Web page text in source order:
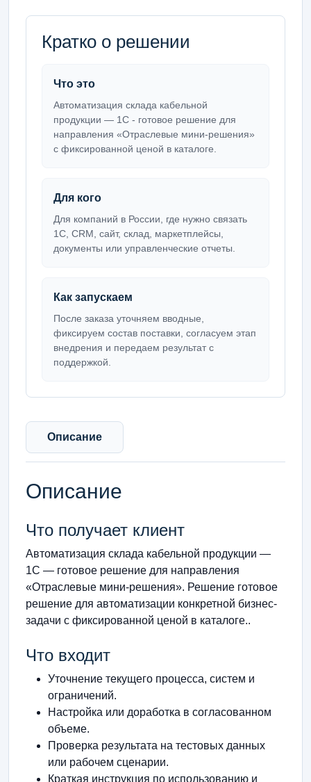
Кратко о решении
Что это
Автоматизация склада кабельной
продукции — 1С - готовое решение для
направления «Отраслевые мини-решения»
с фиксированной ценой в каталоге.
Для кого
Для компаний в России, где нужно связать
1С, CRM, сайт, склад, маркетплейсы,
документы или управленческие отчеты.
Как запускаем
После заказа уточняем вводные,
фиксируем состав поставки, согласуем этап
внедрения и передаем результат с
поддержкой.
Описание
Описание
Что получает клиент
Автоматизация склада кабельной продукции —
1С — готовое решение для направления
«Отраслевые мини-решения». Решение готовое
решение для автоматизации конкретной бизнес-
задачи с фиксированной ценой в каталоге..
Что входит
Уточнение текущего процесса, систем и
ограничений.
Настройка или доработка в согласованном
объеме.
Проверка результата на тестовых данных
или рабочем сценарии.
Краткая инструкция по использованию и